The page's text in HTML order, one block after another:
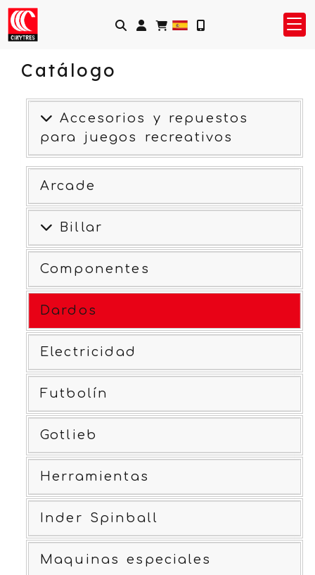
Identifícate
Catálogo
Accesorios y repuestos
para juegos recreativos
Arcade
Billar
Componentes
Dardos
Electricidad
Futbolín
Gotlieb
Herramientas
Inder Spinball
Maquinas especiales